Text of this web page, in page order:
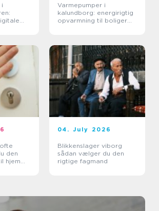
Varmepumper i
kalundborg: energirigtig
opvarmning til boliger
den
hjem
04. July 2026
Blikkenslager viborg
sådan vælger du den
rigtige fagmand